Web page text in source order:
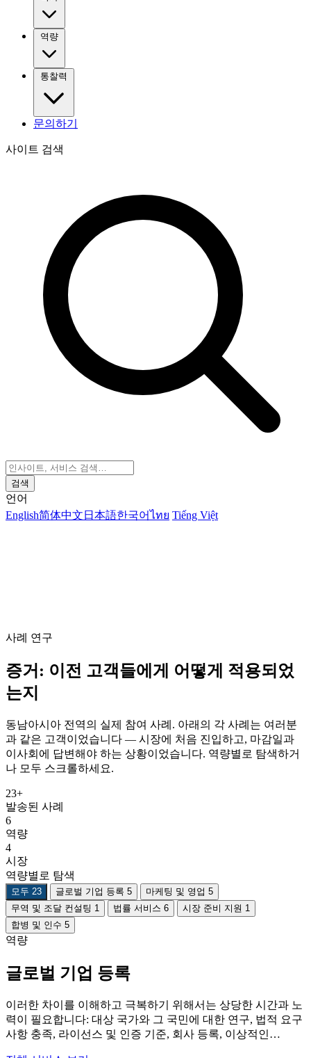
역량
통찰력
문의하기
사이트 검색
검색
언어
English简体中文 日本語한국어ไทย Tiếng Việt
사례 연구
증거: 이전 고객들에게 어떻게 적용되었
는지
동남아시아 전역의 실제 참여 사례. 아래의 각 사례는 여러분
과 같은 고객이었습니다 — 시장에 처음 진입하고, 마감일과
이사회에 답변해야 하는 상황이었습니다. 역량별로 탐색하거
나 모두 스크롤하세요.
23+
발송된 사례
6
역량
4
시장
역량별로 탐색
모두 23 글로벌 기업 등록 5 마케팅 및 영업 5
무역 및 조달 컨설팅 1 법률 서비스 6 시장 준비 지원 1
합병 및 인수 5
역량
글로벌 기업 등록
이러한 차이를 이해하고 극복하기 위해서는 상당한 시간과 노
력이 필요합니다: 대상 국가와 그 국민에 대한 연구, 법적 요구
사항 충족, 라이선스 및 인증 기준, 회사 등록, 이상적인…